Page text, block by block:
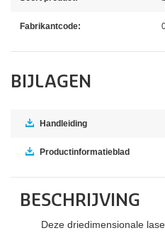
Fabrikantcode:
BIJLAGEN
Handleiding
Productinformatieblad
BESCHRIJVING
Deze driedimensionale